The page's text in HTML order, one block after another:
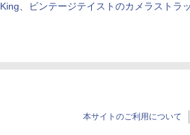
King、ビンテージテイストのカメラストラ
本サイトのご利用について